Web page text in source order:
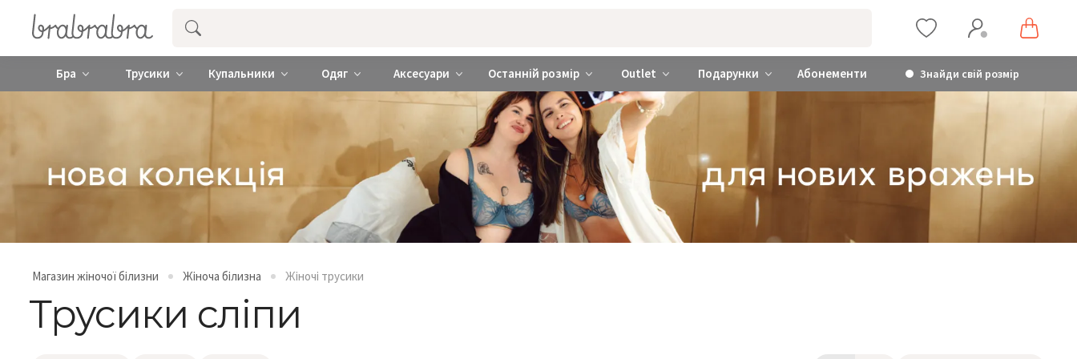
Купити нижню жіночу білизну ❤️ brabrabra ❤️ Київ та Україна
Бра Трусики Купальники Одяг Аксесуари Останній розмір Outlet Подарунки Абонементи Знайди свій розмір
Магазин жіночої білизни Жіноча білизна Жіночі трусики
Трусики сліпи